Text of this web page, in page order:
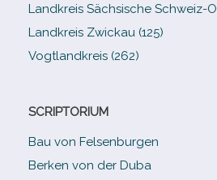
Landkreis Sächsische Schweiz-​
Landkreis Zwickau (125)
Vogtlandkreis (262)
SCRIPTORIUM
Bau von Felsenburgen
Berken von der Duba